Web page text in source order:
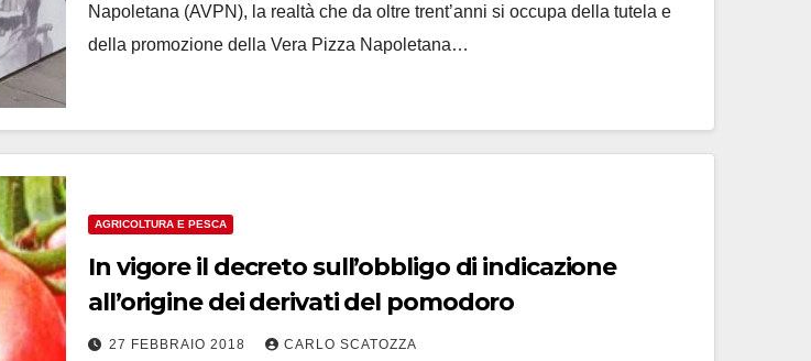
Napoletana (AVPN), la realtà che da oltre trent’anni si occupa della tutela e
della promozione della Vera Pizza Napoletana…
AGRICOLTURA E PESCA
In vigore il decreto sull’obbligo di indicazione
all’origine dei derivati del pomodoro
27 FEBBRAIO 2018 CARLO SCATOZZA